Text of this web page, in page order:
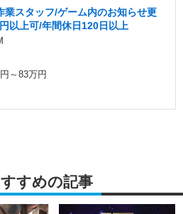
業スタッフ/ゲーム内のお知らせ更
以上可/年間休日120日以上
～83万円
すめの記事